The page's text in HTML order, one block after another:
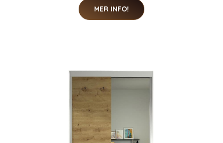
MER INFO!